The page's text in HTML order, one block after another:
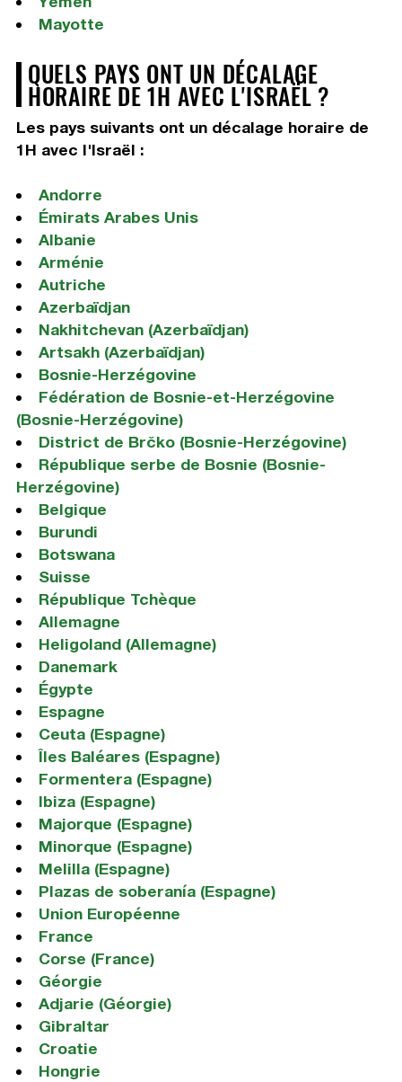
Mayotte
QUELS PAYS ONT UN DÉCALAGE
HORAIRE DE 1H AVEC L'ISRAËL ?
Les pays suivants ont un décalage horaire de
1H avec l'Israël :
Andorre
Émirats Arabes Unis
Albanie
Arménie
Autriche
Azerbaïdjan
Nakhitchevan (Azerbaïdjan)
Artsakh (Azerbaïdjan)
Bosnie-Herzégovine
Fédération de Bosnie-et-Herzégovine
(Bosnie-Herzégovine)
District de Brčko (Bosnie-Herzégovine)
République serbe de Bosnie (Bosnie-
Herzégovine)
Belgique
Burundi
Botswana
Suisse
République Tchèque
Allemagne
Heligoland (Allemagne)
Danemark
Égypte
Espagne
Ceuta (Espagne)
Îles Baléares (Espagne)
Formentera (Espagne)
Ibiza (Espagne)
Majorque (Espagne)
Minorque (Espagne)
Melilla (Espagne)
Plazas de soberanía (Espagne)
Union Européenne
France
Corse (France)
Géorgie
Adjarie (Géorgie)
Gibraltar
Croatie
Hongrie